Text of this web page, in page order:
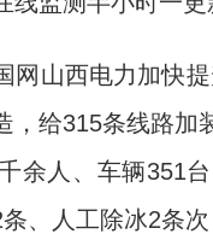
山西电力加快提
给315条线路
余人、车辆351
、人工除冰2条